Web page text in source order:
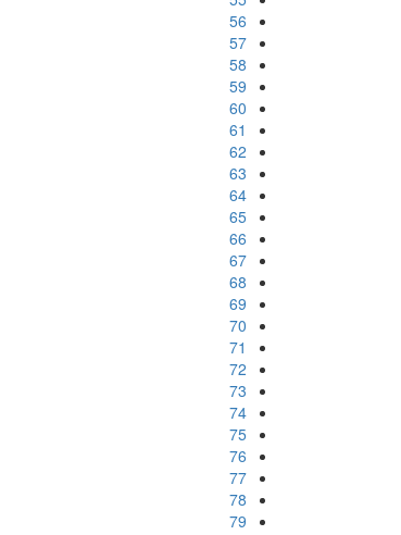
56
57
58
59
60
61
62
63
64
65
66
67
68
69
70
71
72
73
74
75
76
77
78
79